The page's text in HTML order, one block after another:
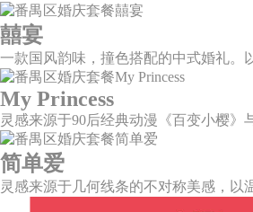
囍宴
My Princess
简单爱